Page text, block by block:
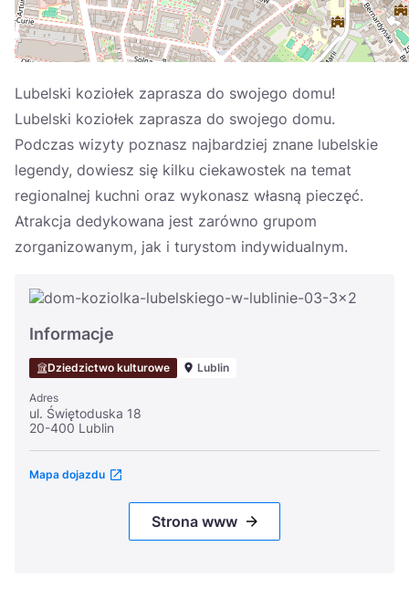
Lubelski koziołek zaprasza do swojego domu!
Lubelski koziołek zaprasza do swojego domu.
Podczas wizyty poznasz najbardziej znane lubelskie
legendy, dowiesz się kilku ciekawostek na temat
regionalnej kuchni oraz wykonasz własną pieczęć.
Atrakcja dedykowana jest zarówno grupom
zorganizowanym, jak i turystom indywidualnym.
Informacje
Dziedzictwo kulturowe Lublin
Adres
ul. Świętoduska 18
20-400 Lublin
Mapa dojazdu
Strona www